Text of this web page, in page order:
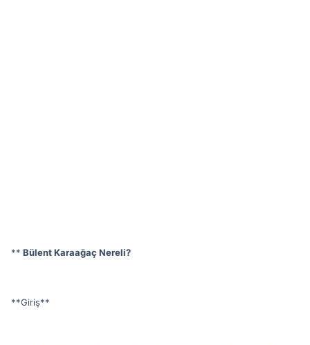
** Bülent Karaağaç Nereli?
**Giriş**